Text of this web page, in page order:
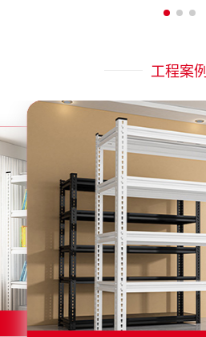
工程案例
物流行业货架展示案例一
物流行业货架展示案例六
物流行业货架展示案例二